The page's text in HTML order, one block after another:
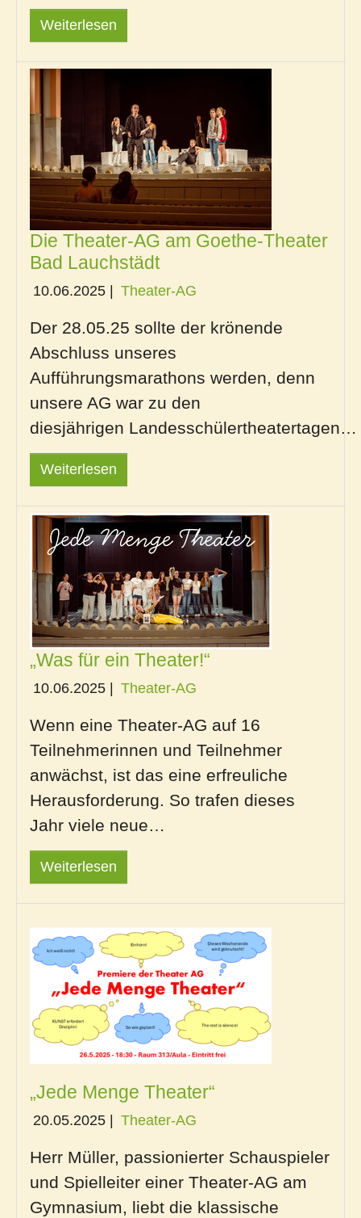
Weiterlesen
Die Theater-AG am Goethe-Theater
Bad Lauchstädt
10.06.2025 Theater-AG
Der 28.05.25 sollte der krönende
Abschluss unseres
Aufführungsmarathons werden, denn
unsere AG war zu den
diesjährigen Landesschülertheatertagen…
Weiterlesen
„Was für ein Theater!“
10.06.2025 Theater-AG
Wenn eine Theater-AG auf 16
Teilnehmerinnen und Teilnehmer
anwächst, ist das eine erfreuliche
Herausforderung. So trafen dieses
Jahr viele neue…
Weiterlesen
„Jede Menge Theater“
20.05.2025 Theater-AG
Herr Müller, passionierter Schauspieler
und Spielleiter einer Theater-AG am
Gymnasium, liebt die klassische